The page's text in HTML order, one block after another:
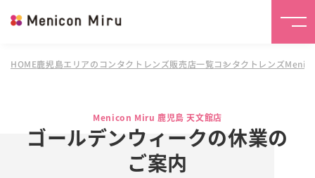
HOME鹿児島エリアのコンタクトレンズ販売店一覧コンタクトレンズ
Menicon Miru 鹿児島 天文館店
ゴールデンウィークの休業の
ご案内